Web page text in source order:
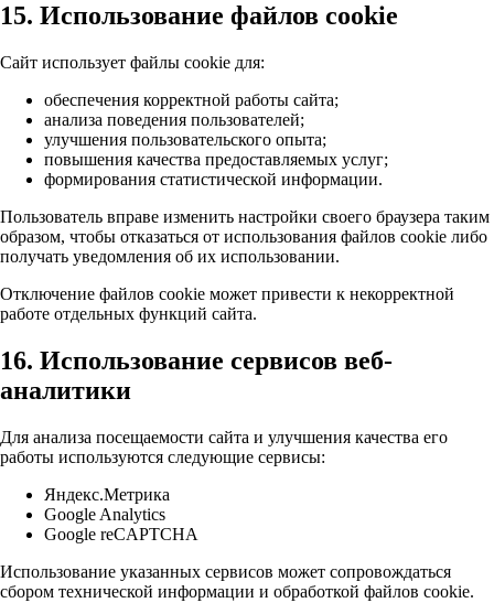
15. Использование файлов cookie
Сайт использует файлы cookie для:
обеспечения корректной работы сайта;
анализа поведения пользователей;
улучшения пользовательского опыта;
повышения качества предоставляемых услуг;
формирования статистической информации.
Пользователь вправе изменить настройки своего браузера таким
образом, чтобы отказаться от использования файлов cookie либо
получать уведомления об их использовании.
Отключение файлов cookie может привести к некорректной
работе отдельных функций сайта.
16. Использование сервисов веб-
аналитики
Для анализа посещаемости сайта и улучшения качества его
работы используются следующие сервисы:
Яндекс.Метрика
Google Analytics
Google reCAPTCHA
Использование указанных сервисов может сопровождаться
сбором технической информации и обработкой файлов cookie.